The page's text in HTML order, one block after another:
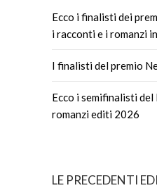
Ecco i finalisti dei
i racconti e i romanzi
I finalisti del premio
Ecco i semifinalisti
romanzi editi 2026
LE PRECEDENTI